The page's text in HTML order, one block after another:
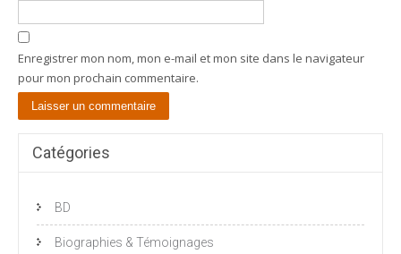
Enregistrer mon nom, mon e-mail et mon site dans le navigateur
pour mon prochain commentaire.
Catégories
BD
Biographies & Témoignages